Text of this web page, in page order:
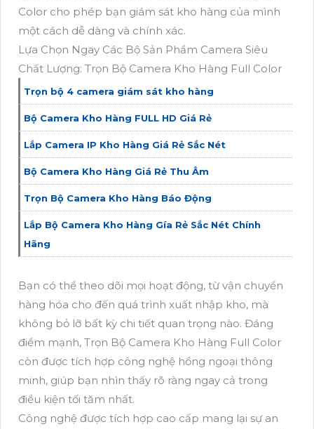
Color cho phép bạn giám sát kho hàng của mình
một cách dễ dàng và chính xác.
Lựa Chọn Ngay Các Bộ Sản Phẩm Camera Siêu
Chất Lượng: Trọn Bộ Camera Kho Hàng Full Color
Trọn bộ 4 camera giám sát kho hàng
Bộ Camera Kho Hàng FULL HD Giá Rẻ
Lắp Camera IP Kho Hàng Giá Rẻ Sắc Nét
Bộ Camera Kho Hàng Giá Rẻ Thu Âm
Trọn Bộ Camera Kho Hàng Báo Động
Lắp Bộ Camera Kho Hàng Gía Rẻ Sắc Nét Chính
Hãng
Bạn có thể theo dõi mọi hoạt động, từ vận chuyển
hàng hóa cho đến quá trình xuất nhập kho, mà
không bỏ lỡ bất kỳ chi tiết quan trọng nào. Đáng
điểm mạnh, Trọn Bộ Camera Kho Hàng Full Color
còn được tích hợp công nghệ hồng ngoại thông
minh, giúp bạn nhìn thấy rõ ràng ngay cả trong
điều kiện tối tăm nhất.
Công nghệ được tích hợp cao cấp mang lại sự an